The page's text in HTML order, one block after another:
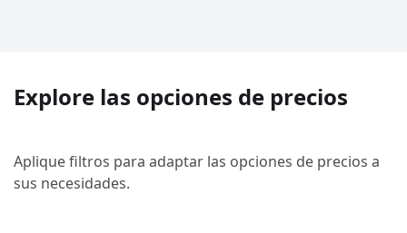
Explore las opciones de precios
Aplique filtros para adaptar las opciones de precios a
sus necesidades.